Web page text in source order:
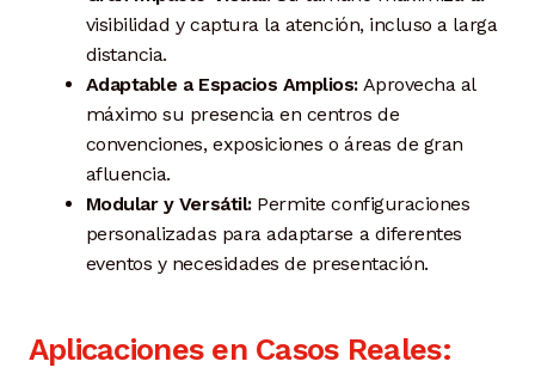
visibilidad y captura la atención, incluso a larga
distancia.
Adaptable a Espacios Amplios: Aprovecha al
máximo su presencia en centros de
convenciones, exposiciones o áreas de gran
afluencia.
Modular y Versátil:Permite configuraciones
personalizadas para adaptarse a diferentes
eventos y necesidades de presentación.
Aplicaciones en Casos Reales: